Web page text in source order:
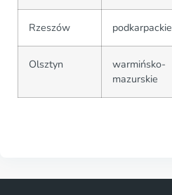
Rzeszów podkarpackie
Olsztyn
warmińsko-
mazurskie